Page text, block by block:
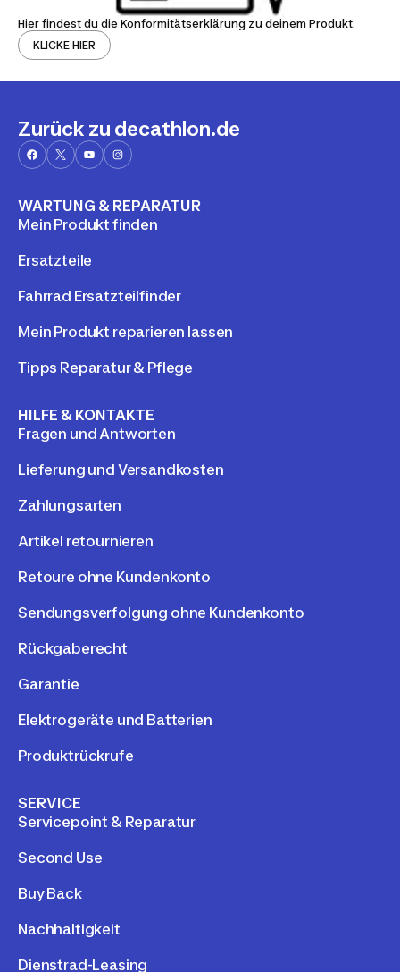
Hier findest du die Konformitätserklärung zu deinem Produkt.
KLICKE HIER
Zurück zu decathlon.de
WARTUNG & REPARATUR
Mein Produkt finden
Ersatzteile
Fahrrad Ersatzteilfinder
Mein Produkt reparieren lassen
Tipps Reparatur & Pflege
HILFE & KONTAKTE
Fragen und Antworten
Lieferung und Versandkosten
Zahlungsarten
Artikel retournieren
Retoure ohne Kundenkonto
Sendungsverfolgung ohne Kundenkonto
Rückgaberecht
Garantie
Elektrogeräte und Batterien
Produktrückrufe
SERVICE
Servicepoint & Reparatur
Second Use
Buy Back
Nachhaltigkeit
Dienstrad-Leasing